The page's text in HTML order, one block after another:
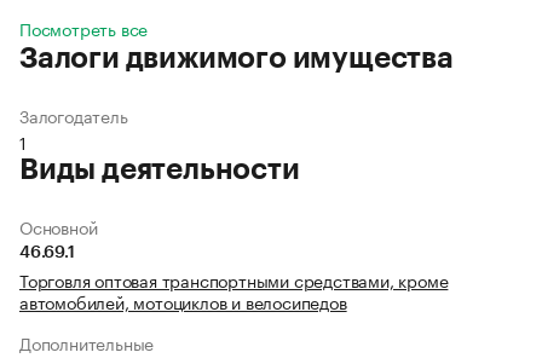
Посмотреть все
Залоги движимого имущества
Залогодатель
1
Виды деятельности
Основной
46.69.1
Торговля оптовая транспортными средствами, кроме
автомобилей, мотоциклов и велосипедов
Дополнительные